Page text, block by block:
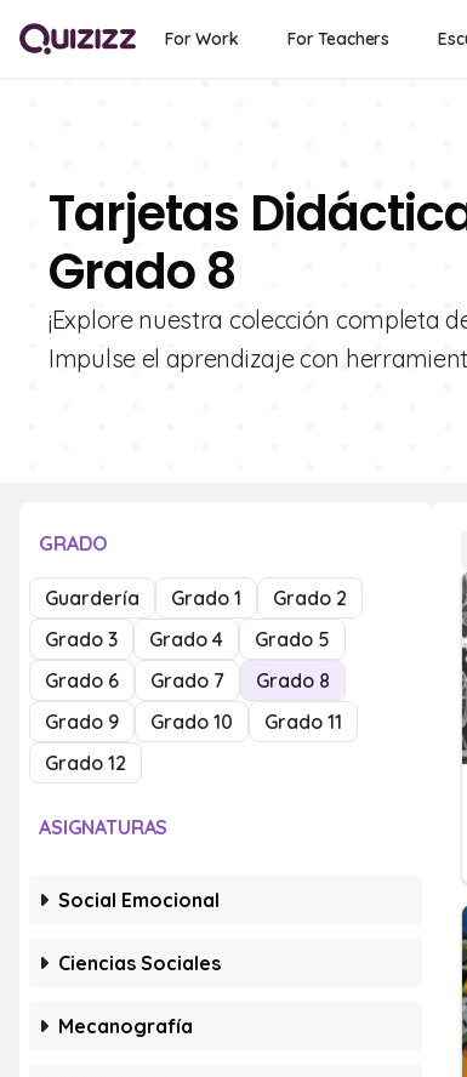
For Work For Teachers
Tarjetas
Grado 8
¡Explore nuestra colección completa
Impulse el aprendizaje con
GRADO
Guardería Grado 1
Grado 2
Grado 3
Grado 4
Grado 5
Grado 6
Grado 7
Grado 8
Grado 9
Grado 10
Grado 11
Grado 12
ASIGNATURAS
Social Emocional
Ciencias Sociales
Mecanografía